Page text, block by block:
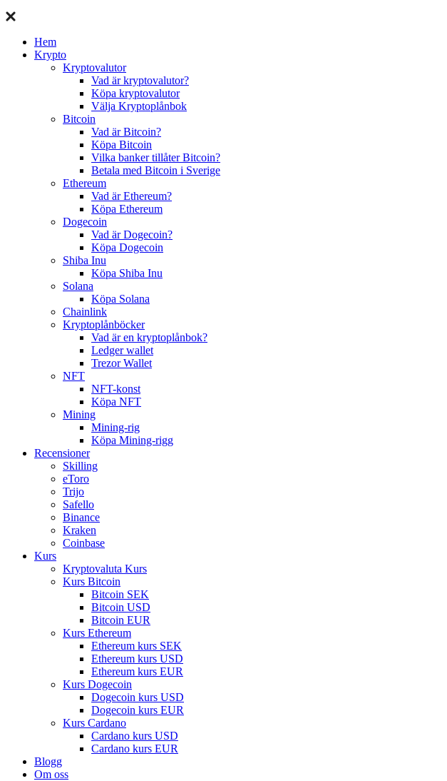
Hem
Krypto
Kryptovalutor
Vad är kryptovalutor?
Köpa kryptovalutor
Välja Kryptoplånbok
Bitcoin
Vad är Bitcoin?
Köpa Bitcoin
Vilka banker tillåter Bitcoin?
Betala med Bitcoin i Sverige
Ethereum
Vad är Ethereum?
Köpa Ethereum
Dogecoin
Vad är Dogecoin?
Köpa Dogecoin
Shiba Inu
Köpa Shiba Inu
Solana
Köpa Solana
Chainlink
Kryptoplånböcker
Vad är en kryptoplånbok?
Ledger wallet
Trezor Wallet
NFT
NFT-konst
Köpa NFT
Mining
Mining-rig
Köpa Mining-rigg
Recensioner
Skilling
eToro
Trijo
Safello
Binance
Kraken
Coinbase
Kurs
Kryptovaluta Kurs
Kurs Bitcoin
Bitcoin SEK
Bitcoin USD
Bitcoin EUR
Kurs Ethereum
Ethereum kurs SEK
Ethereum kurs USD
Ethereum kurs EUR
Kurs Dogecoin
Dogecoin kurs USD
Dogecoin kurs EUR
Kurs Cardano
Cardano kurs USD
Cardano kurs EUR
Blogg
Om oss